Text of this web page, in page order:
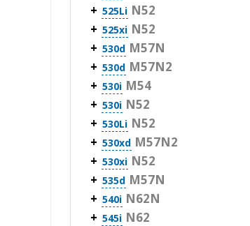
+ 525Li N52
+ 525xi N52
+ 530d M57N
+ 530d M57N2
+ 530i M54
+ 530i N52
+ 530Li N52
+ 530xd M57N2
+ 530xi N52
+ 535d M57N
+ 540i N62N
+ 545i N62